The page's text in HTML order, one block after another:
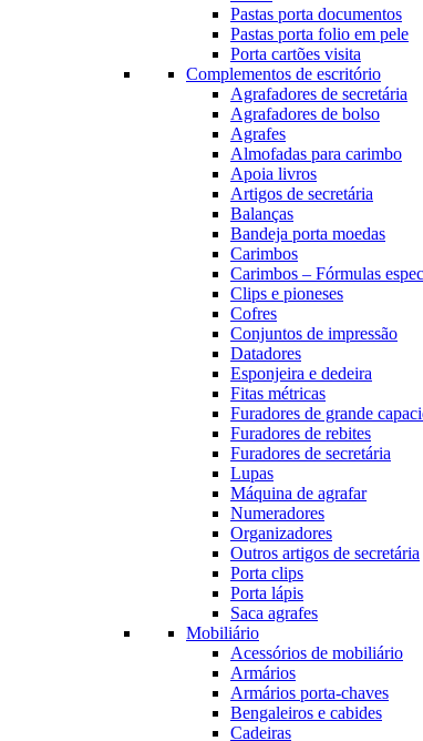
Pastas porta documentos
Pastas porta folio em pele
Porta cartões visita
Complementos de escritório
Agrafadores de secretária
Agrafadores de bolso
Agrafes
Almofadas para carimbo
Apoia livros
Artigos de secretária
Balanças
Bandeja porta moedas
Carimbos
Carimbos – Fórmulas
Clips e pioneses
Cofres
Conjuntos de impressão
Datadores
Esponjeira e dedeira
Fitas métricas
Furadores de grande
Furadores de rebites
Furadores de secretária
Lupas
Máquina de agrafar
Numeradores
Organizadores
Outros artigos de secretária
Porta clips
Porta lápis
Saca agrafes
Mobiliário
Acessórios de mobiliário
Armários
Armários porta-chaves
Bengaleiros e cabides
Cadeiras